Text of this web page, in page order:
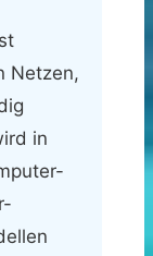
Netzen,
in